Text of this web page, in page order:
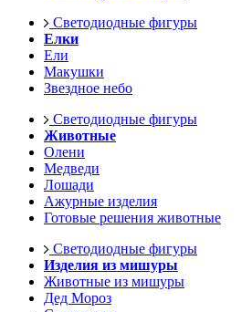
Светодиодные фигуры
Елки
Ели
Макушки
Звездное небо
Светодиодные фигуры
Животные
Олени
Медведи
Лошади
Ажурные изделия
Готовые решения животные
Светодиодные фигуры
Изделия из мишуры
Животные из мишуры
Дед Мороз